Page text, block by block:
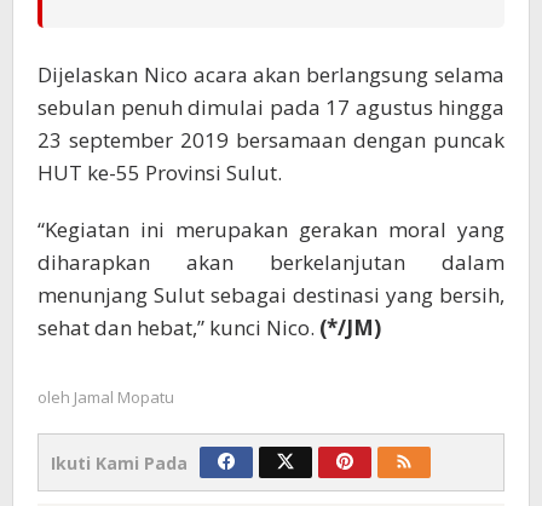
Dijelaskan Nico acara akan berlangsung selama
sebulan penuh dimulai pada 17 agustus hingga
23 september 2019 bersamaan dengan puncak
HUT ke-55 Provinsi Sulut.
“Kegiatan ini merupakan gerakan moral yang
diharapkan akan berkelanjutan dalam
menunjang Sulut sebagai destinasi yang bersih,
sehat dan hebat,” kunci Nico. (*/JM)
oleh Jamal Mopatu
Ikuti Kami Pada